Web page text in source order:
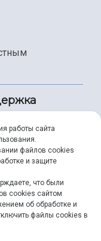
работы сайта
файлов cookies
и защите
что были
cookies сайтом
об обработке и
файлы cookies в